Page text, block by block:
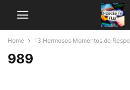
Home 13 Hermosos Momentos de
989